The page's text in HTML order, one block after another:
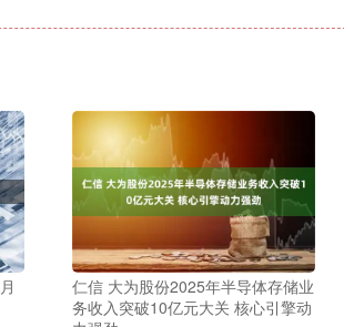
仁信 大为股份2025年半导体存储业
务收入突破10亿元大关 核心引擎动